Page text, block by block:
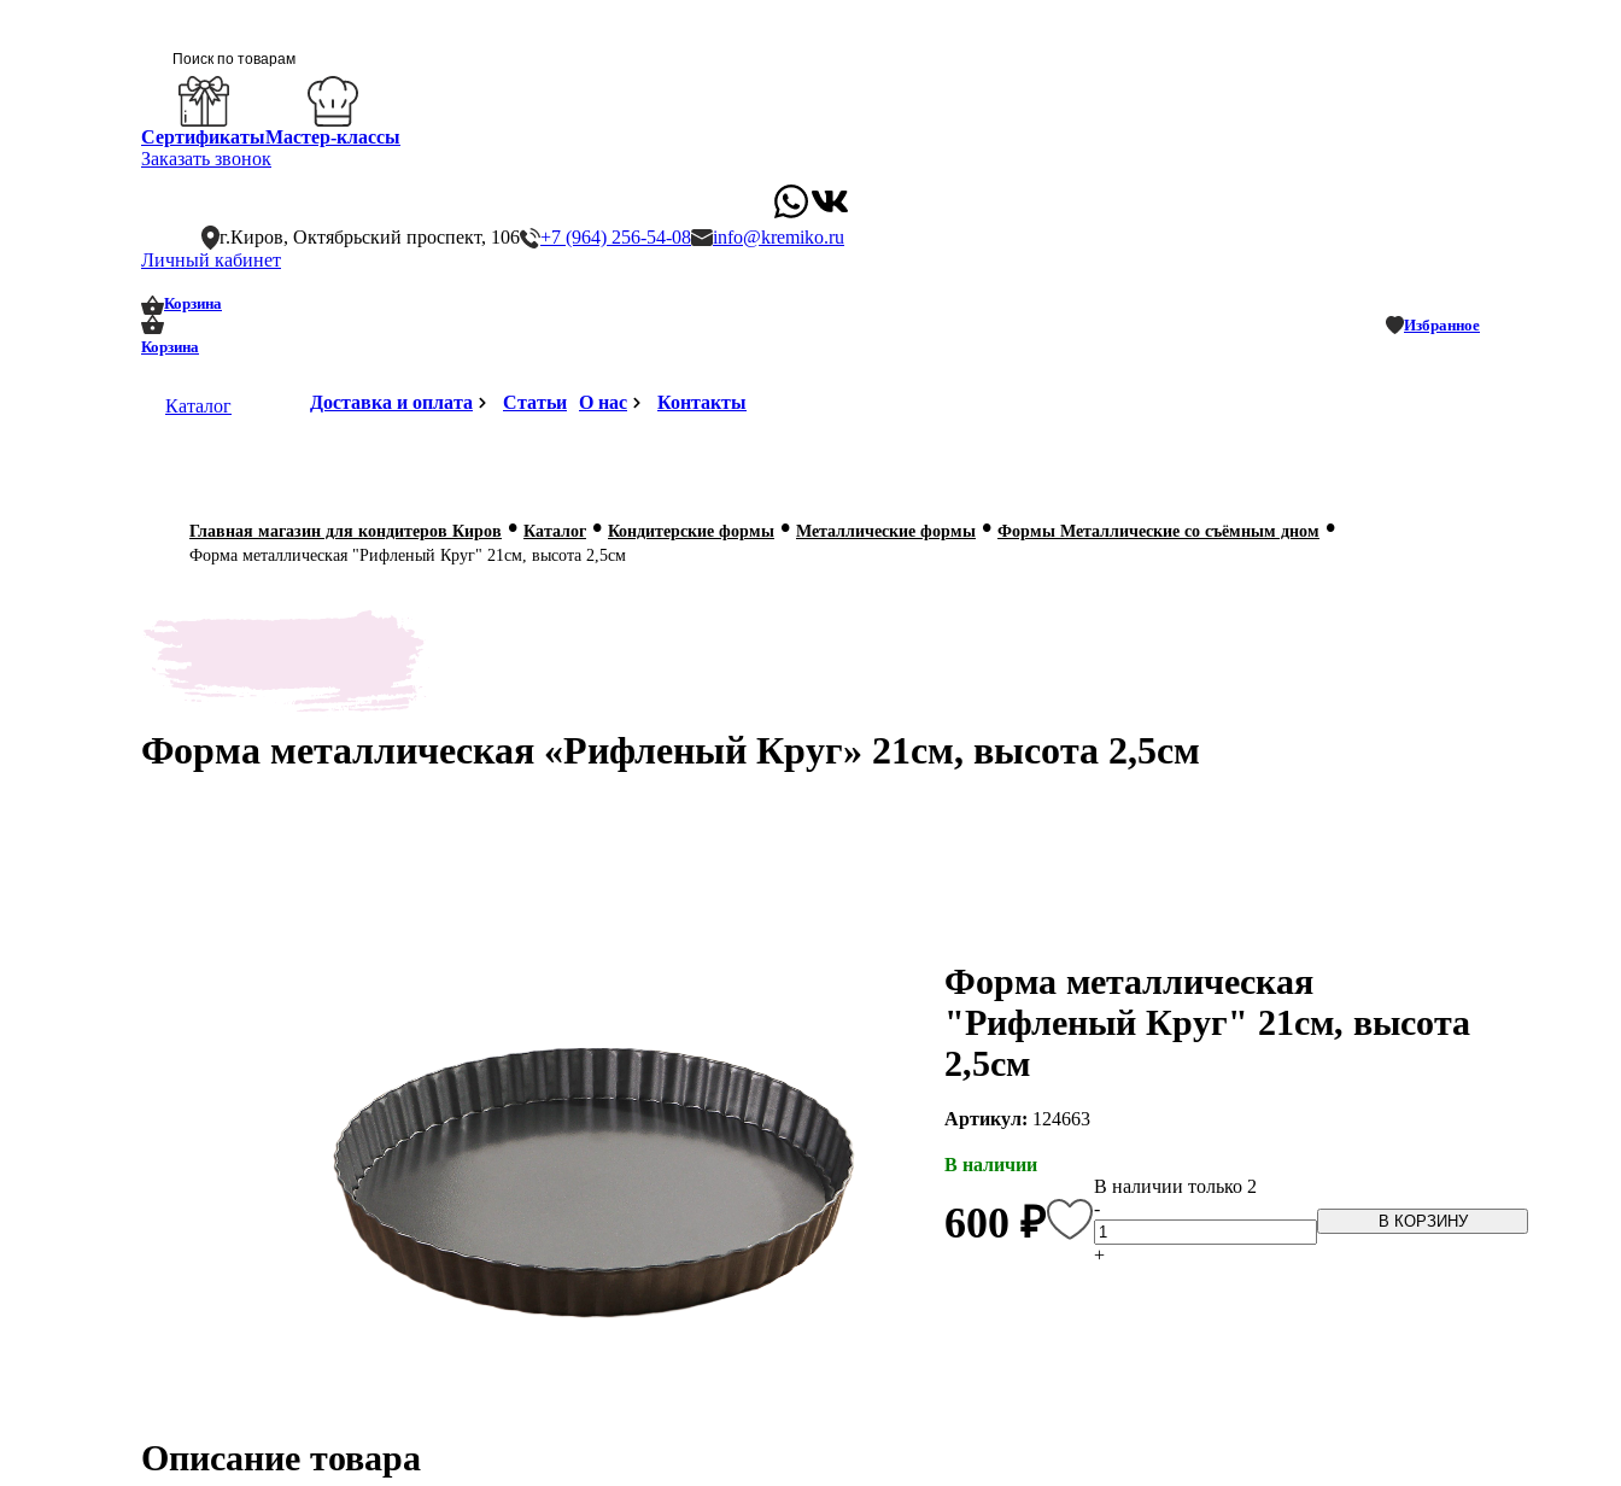
СертификатыМастер-классы
Заказать звонок
г.Киров, Октябрьский проспект, 106 +7 (964) 256-54-08
info@kremiko.ru
Личный кабинет
Корзина
Корзина
Избранное
Каталог Доставка и оплата Статьи О нас Контакты
Главная магазин для кондитеров Киров • Каталог • Кондитерские формы • Металлические формы • Формы Металлические со съёмным дном •
Форма металлическая "Рифленый Круг" 21см, высота 2,5см
Форма металлическая «Рифленый Круг» 21см, высота 2,5см
Форма металлическая
"Рифленый Круг" 21см, высота
2,5см
Артикул: 124663
В наличии
600 ₽
В наличии только 2
-
+
В КОРЗИНУ
Описание товара